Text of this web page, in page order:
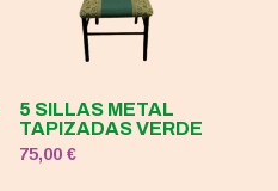
5 SILLAS METAL
TAPIZADAS VERDE
75,00€